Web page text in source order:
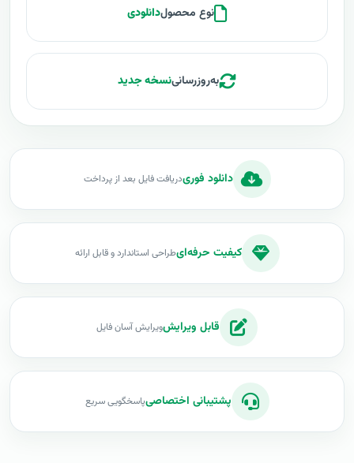
نوع محصولدانلودی
به‌روزرسانینسخه جدید
دانلود فوریدریافت فایل بعد از پرداخت
کیفیت حرفه‌ایطراحی استاندارد و قابل ارائه
قابل ویرایشویرایش آسان فایل
پشتیبانی اختصاصیپاسخگویی سریع